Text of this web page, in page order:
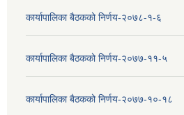
कार्यापालिका बैठकको निर्णय-२०७८-१-६
कार्यापालिका बैठकको निर्णय-२०७७-११-५
कार्यापालिका बैठकको निर्णय-२०७७-१०-१८